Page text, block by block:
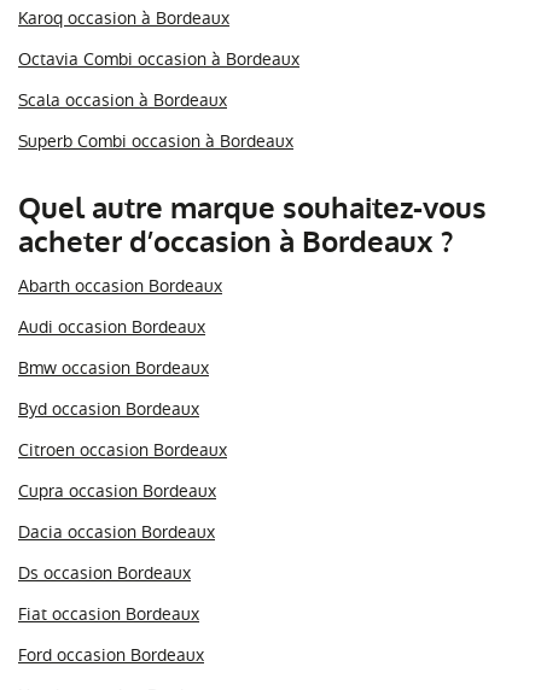
Karoq occasion à Bordeaux
Octavia Combi occasion à Bordeaux
Scala occasion à Bordeaux
Superb Combi occasion à Bordeaux
Quel autre marque souhaitez-vous
acheter d’occasion à Bordeaux ?
Abarth occasion Bordeaux
Audi occasion Bordeaux
Bmw occasion Bordeaux
Byd occasion Bordeaux
Citroen occasion Bordeaux
Cupra occasion Bordeaux
Dacia occasion Bordeaux
Ds occasion Bordeaux
Fiat occasion Bordeaux
Ford occasion Bordeaux